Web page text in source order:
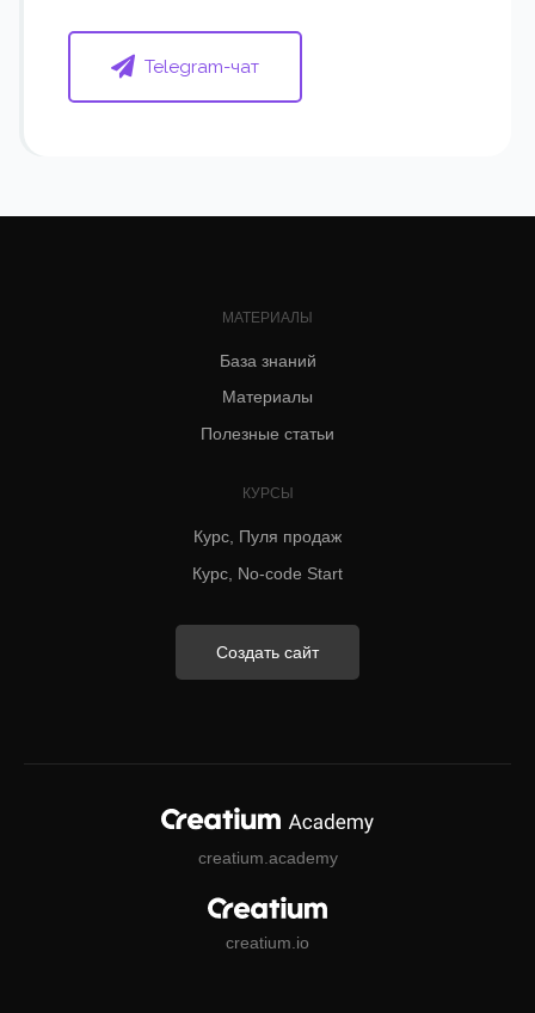
Telegram-чат
МАТЕРИАЛЫ
База знаний
Материалы
Полезные статьи
КУРСЫ
Курс, Пуля продаж
Курс, No-code Start
Создать сайт
creatium.academy
creatium.io